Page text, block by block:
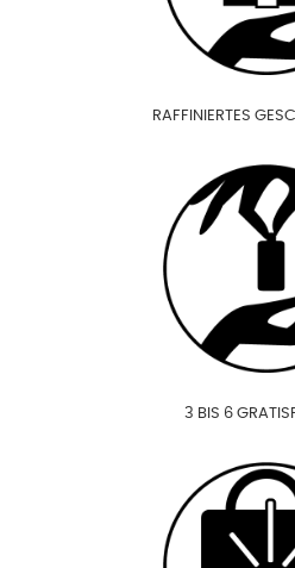
RAFFINIERTES
3 BIS 6